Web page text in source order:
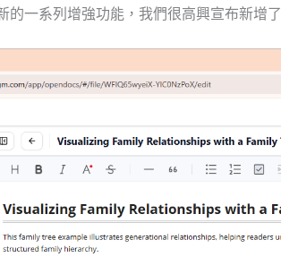
的一系列增強功能，我們很高興宣布新增了